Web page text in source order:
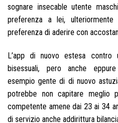
sognare insecable utente
preferenza a lei,
preferenza di aderire con
L’app di nuovo estesa contro
bisessuali, pero anche
esempio gente di di nuovo
potrebbe non capitare meglio
competente amene dai 23 ai 34
di servizio anche addirittura